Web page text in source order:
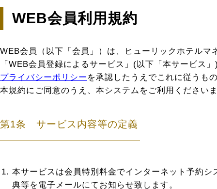
WEB会員利用規約
WEB会員（以下「会員」）は、ヒューリックホテル
「WEB会員登録によるサービス」(以下「本サービス
プライバシーポリシー を承認したうえでこれに従うも
本規約にご同意のうえ、本システムをご利用ください
第1条 サービス内容等の定義
本サービスは会員特別料金でインターネット予約
典等を電子メールにてお知らせ致します。